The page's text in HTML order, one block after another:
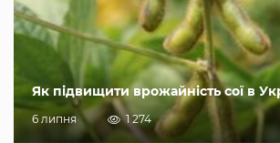
Як підвищити врожайність сої в
6 липня 1 274